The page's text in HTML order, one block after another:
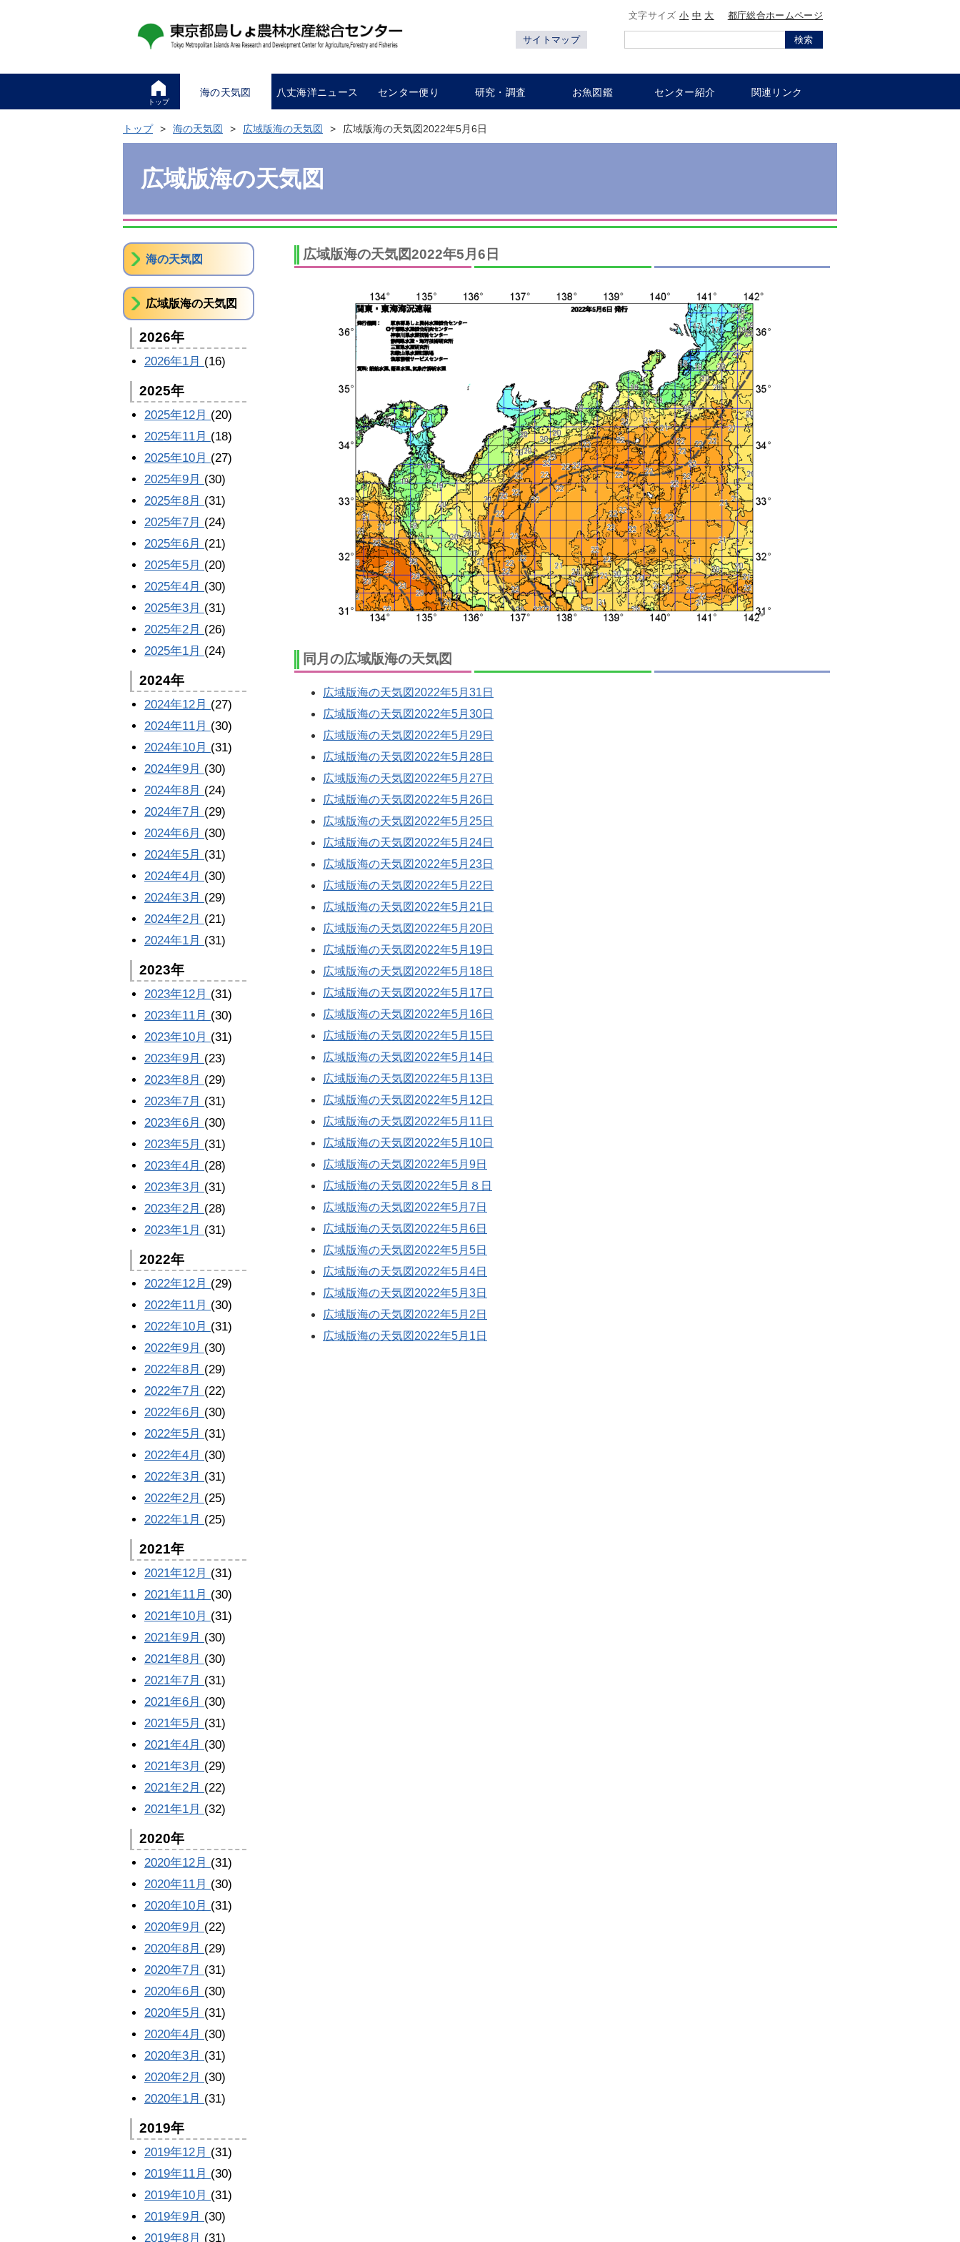
文字サイズ小 中 大 都庁総合ホームページ
サイトマップ 検索
トップ
海の天気図 八丈海洋ニュース センター便り 研究・調査 お魚図鑑 センター紹介 関連リンク
トップ 海の天気図 広域版海の天気図 広域版海の天気図2022年5月6日
広域版海の天気図
広域版海の天気図2022年5月6日
同月の広域版海の天気図
広域版海の天気図2022年5月31日
広域版海の天気図2022年5月30日
広域版海の天気図2022年5月29日
広域版海の天気図2022年5月28日
広域版海の天気図2022年5月27日
広域版海の天気図2022年5月26日
広域版海の天気図2022年5月25日
広域版海の天気図2022年5月24日
広域版海の天気図2022年5月23日
広域版海の天気図2022年5月22日
広域版海の天気図2022年5月21日
広域版海の天気図2022年5月20日
広域版海の天気図2022年5月19日
広域版海の天気図2022年5月18日
広域版海の天気図2022年5月17日
広域版海の天気図2022年5月16日
広域版海の天気図2022年5月15日
広域版海の天気図2022年5月14日
広域版海の天気図2022年5月13日
広域版海の天気図2022年5月12日
広域版海の天気図2022年5月11日
広域版海の天気図2022年5月10日
広域版海の天気図2022年5月9日
広域版海の天気図2022年5月８日
広域版海の天気図2022年5月7日
広域版海の天気図2022年5月6日
広域版海の天気図2022年5月5日
広域版海の天気図2022年5月4日
広域版海の天気図2022年5月3日
広域版海の天気図2022年5月2日
広域版海の天気図2022年5月1日
海の天気図
広域版海の天気図
2026年
2026年1月 (16)
2025年
2025年12月 (20)
2025年11月 (18)
2025年10月 (27)
2025年9月 (30)
2025年8月 (31)
2025年7月 (24)
2025年6月 (21)
2025年5月 (20)
2025年4月 (30)
2025年3月 (31)
2025年2月 (26)
2025年1月 (24)
2024年
2024年12月 (27)
2024年11月 (30)
2024年10月 (31)
2024年9月 (30)
2024年8月 (24)
2024年7月 (29)
2024年6月 (30)
2024年5月 (31)
2024年4月 (30)
2024年3月 (29)
2024年2月 (21)
2024年1月 (31)
2023年
2023年12月 (31)
2023年11月 (30)
2023年10月 (31)
2023年9月 (23)
2023年8月 (29)
2023年7月 (31)
2023年6月 (30)
2023年5月 (31)
2023年4月 (28)
2023年3月 (31)
2023年2月 (28)
2023年1月 (31)
2022年
2022年12月 (29)
2022年11月 (30)
2022年10月 (31)
2022年9月 (30)
2022年8月 (29)
2022年7月 (22)
2022年6月 (30)
2022年5月 (31)
2022年4月 (30)
2022年3月 (31)
2022年2月 (25)
2022年1月 (25)
2021年
2021年12月 (31)
2021年11月 (30)
2021年10月 (31)
2021年9月 (30)
2021年8月 (30)
2021年7月 (31)
2021年6月 (30)
2021年5月 (31)
2021年4月 (30)
2021年3月 (29)
2021年2月 (22)
2021年1月 (32)
2020年
2020年12月 (31)
2020年11月 (30)
2020年10月 (31)
2020年9月 (22)
2020年8月 (29)
2020年7月 (31)
2020年6月 (30)
2020年5月 (31)
2020年4月 (30)
2020年3月 (31)
2020年2月 (30)
2020年1月 (31)
2019年
2019年12月 (31)
2019年11月 (30)
2019年10月 (31)
2019年9月 (30)
2019年8月 (31)